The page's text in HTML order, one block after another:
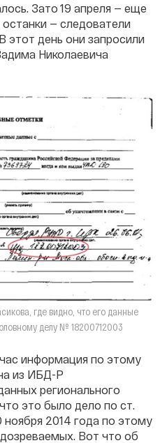
Зато 19 апреля — еще
— следователи
этот день они запросили
Николаевича
где видно, что его данные
делу № 18200712003
информация по этому
из ИБД-Р
регионального
это было дело по ст.
2014 года по этому
Вот что об